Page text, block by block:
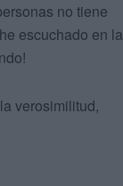
no tiene
escuchado en la
verosimilitud,